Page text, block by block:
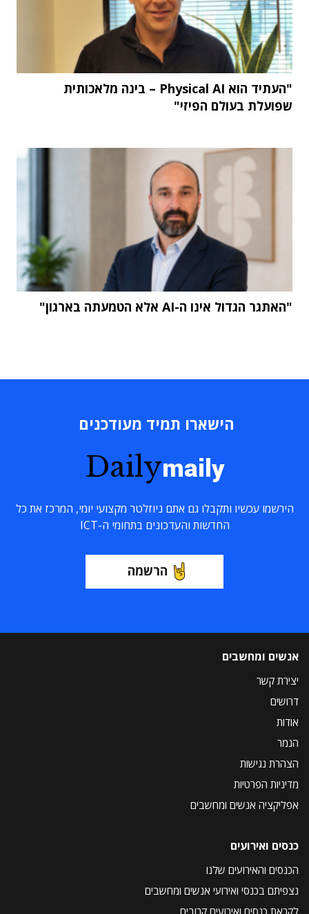
"העתיד הוא Physical AI – בינה מלאכותית
שפועלת בעולם הפיזי"
"האתגר הגדול אינו ה-AI אלא הטמעתה בארגון"
הישארו תמיד מעודכנים
Dailymaily
הירשמו עכשיו ותקבלו גם אתם ניוזלטר מקצועי יומי, המרכז את כל
החדשות והעדכונים בתחומי ה-ICT
הרשמה
אנשים ומחשבים
יצירת קשר
דרושים
אודות
הנמר
הצהרת נגישות
מדיניות הפרטיות
אפליקציה אנשים ומחשבים
כנסים ואירועים
הכנסים והאירועים שלנו
נצפיתם בכנסי ואירועי אנשים ומחשבים
לקראת כנסים ואירועים קרובים